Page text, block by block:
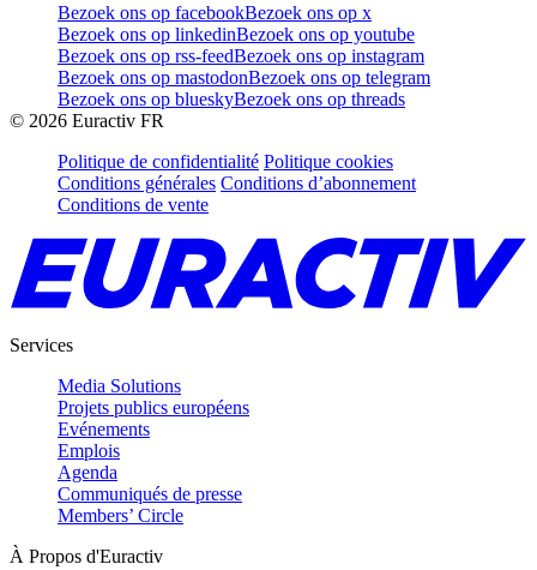
Bezoek ons op facebookBezoek ons op x
Bezoek ons op linkedinBezoek ons op youtube
Bezoek ons op rss-feedBezoek ons op instagram
Bezoek ons op mastodonBezoek ons op telegram
Bezoek ons op blueskyBezoek ons op threads
© 2026 Euractiv FR
Politique de confidentialité Politique cookies
Conditions générales Conditions d’abonnement
Conditions de vente
Services
Media Solutions
Projets publics européens
Evénements
Emplois
Agenda
Communiqués de presse
Members’ Circle
À Propos d'Euractiv